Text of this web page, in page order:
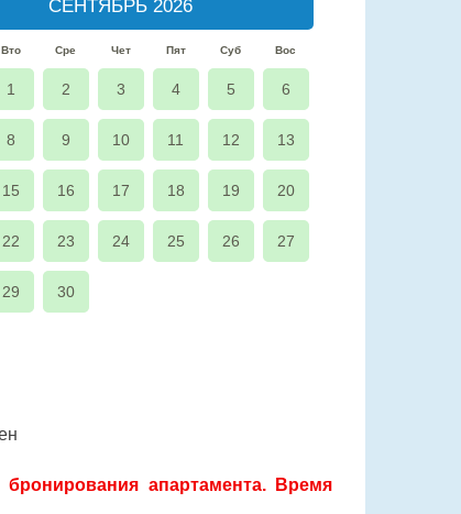
СЕНТЯБРЬ 2026
Вто Сре Чет Пят Суб Вос
1 2 3 4 5 6
8 9 10 11 12 13
15 16 17 18 19 20
22 23 24 25 26 27
29 30
апартамента. Время